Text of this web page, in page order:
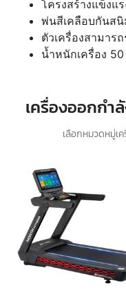
โครงสร้างแข็งแ
พ่นสีเคลือบกันสนิ
ตัวเครื่องสามาร
น้ำหนักเครื่อง
เลือกหมวดหมู่
เครื่องออกกำ